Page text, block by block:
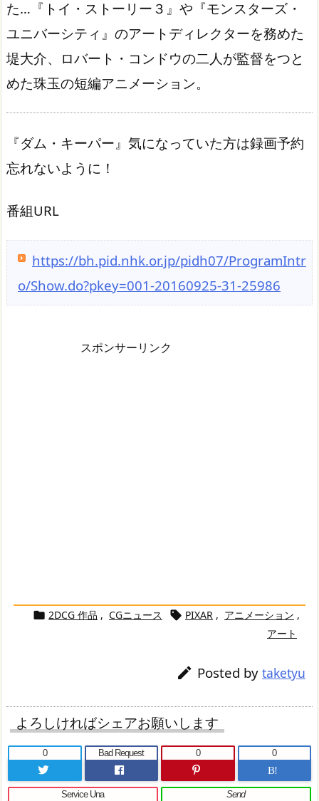
た…『トイ・ストーリー３』や『モンスターズ・
ユニバーシティ』のアートディレクターを務めた
堤大介、ロバート・コンドウの二人が監督をつと
めた珠玉の短編アニメーション。
『ダム・キーパー』気になっていた方は録画予約
忘れないように！
番組URL
https://bh.pid.nhk.or.jp/pidh07/ProgramIntr
o/Show.do?pkey=001-20160925-31-25986
スポンサーリンク
 2DCG 作品 , CGニュース  PIXAR , アニメーション ,
アート
 Posted by taketyu
よろしければシェアお願いします
0 Bad Request
0
B!
0
Service Una Send